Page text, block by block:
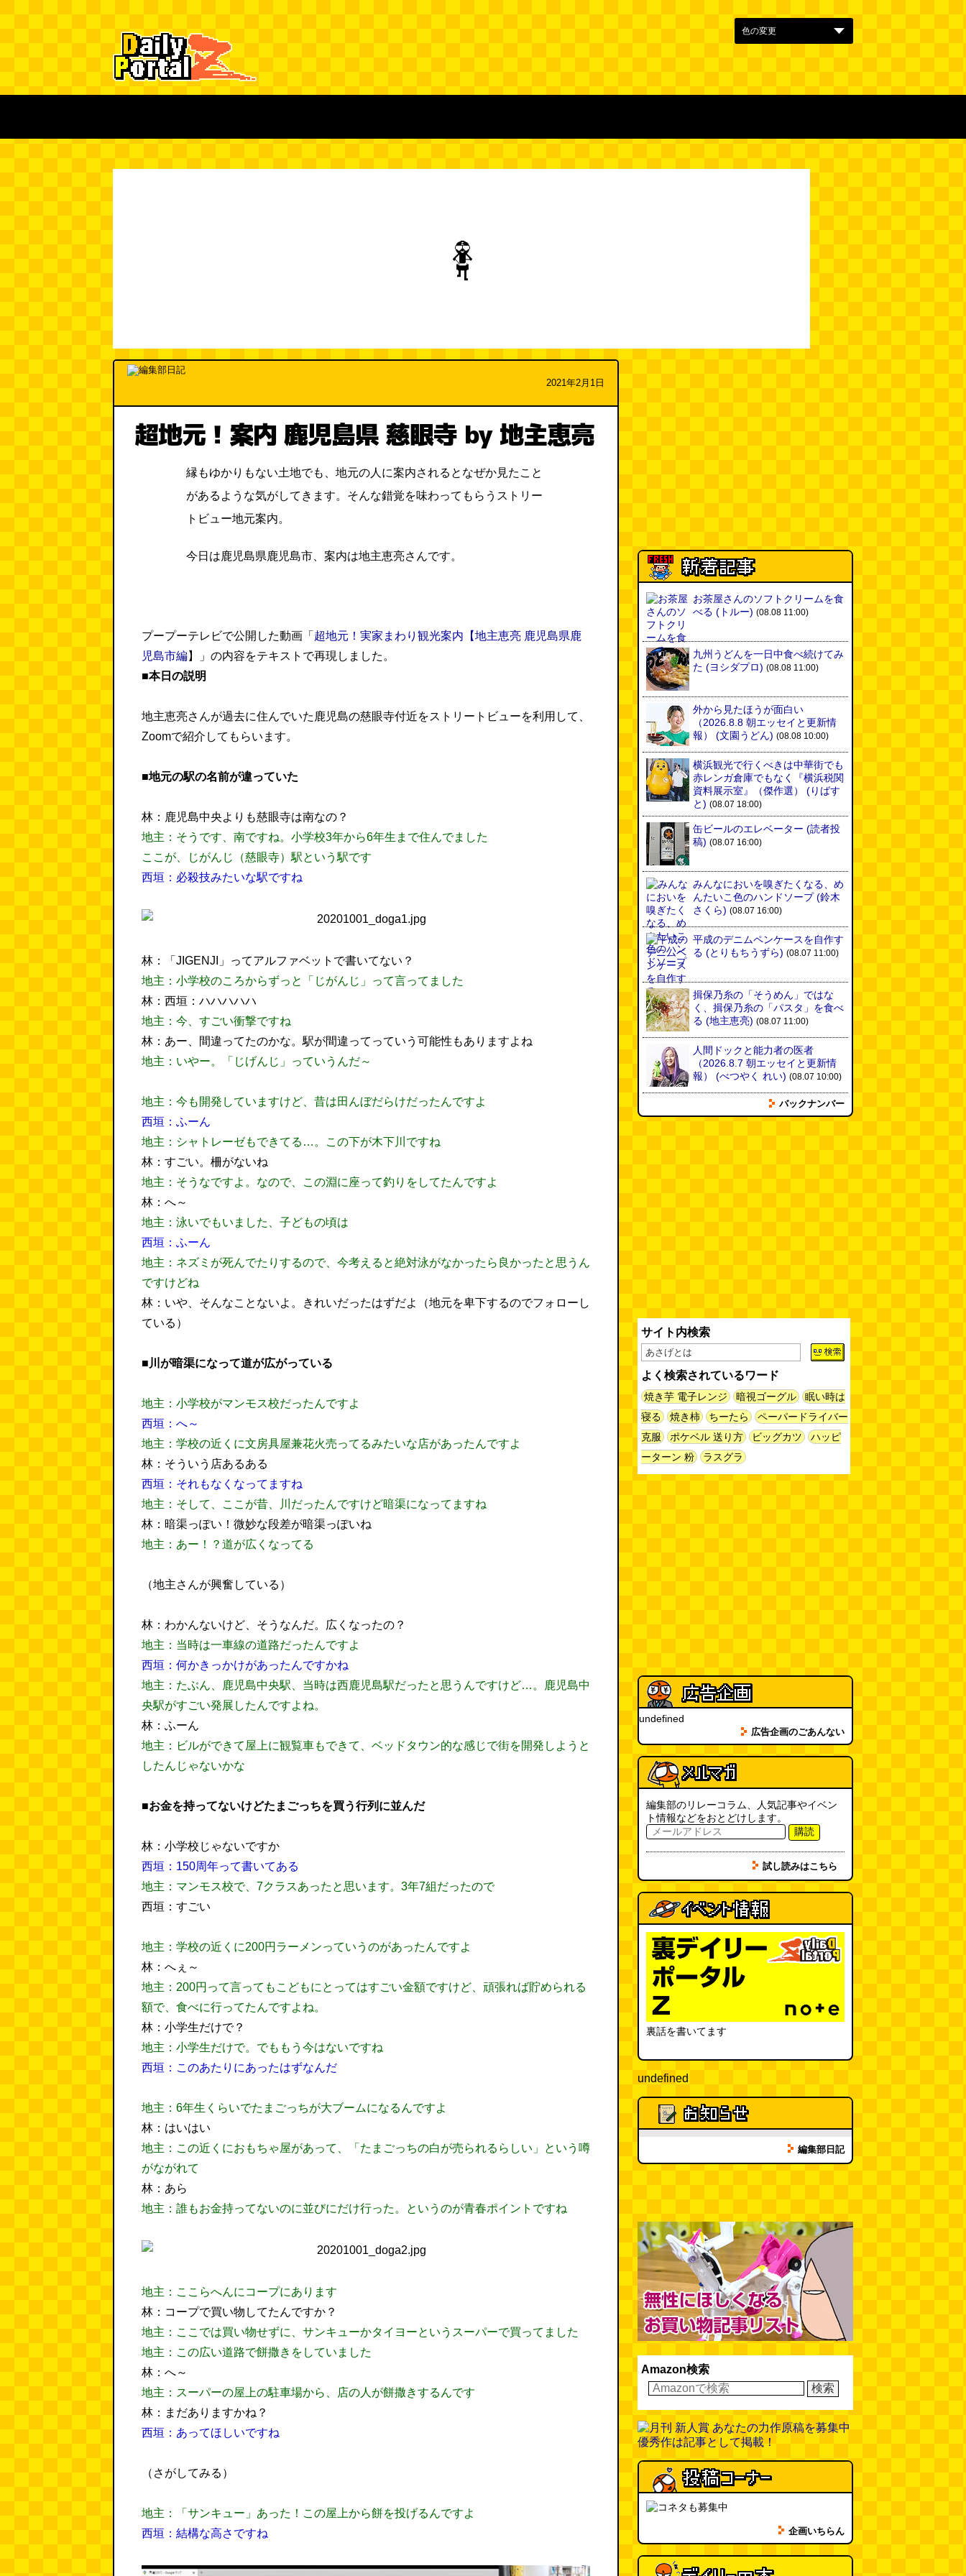
2021年2月1日
超地元！案内 鹿児島県 慈眼寺 by 地主恵亮
縁もゆかりもない土地でも、地元の人に案内されるとなぜか見たこと
があるような気がしてきます。そんな錯覚を味わってもらうストリー
トビュー地元案内。
今日は鹿児島県鹿児島市、案内は地主恵亮さんです。
プープーテレビで公開した動画「 超地元！実家まわり観光案内【地主恵亮 鹿児島県鹿
児島市編】」の内容をテキストで再現しました。
■本日の説明
地主恵亮さんが過去に住んでいた鹿児島の慈眼寺付近をストリートビューを利用して、
Zoomで紹介してもらいます。
■地元の駅の名前が違っていた
林：鹿児島中央よりも慈眼寺は南なの？
地主：そうです、南ですね。小学校3年から6年生まで住んでました
ここが、じがんじ（慈眼寺）駅という駅です
西垣：必殺技みたいな駅ですね
林：「JIGENJI」ってアルファベットで書いてない？
地主：小学校のころからずっと「じがんじ」って言ってました
林：西垣：ハハハハハ
地主：今、すごい衝撃ですね
林：あー、間違ってたのかな。駅が間違ってっていう可能性もありますよね
地主：いやー。「じげんじ」っていうんだ～
地主：今も開発していますけど、昔は田んぼだらけだったんですよ
西垣：ふーん
地主：シャトレーゼもできてる…。この下が木下川ですね
林：すごい。柵がないね
地主：そうなですよ。なので、この淵に座って釣りをしてたんですよ
林：へ～
地主：泳いでもいました、子どもの頃は
西垣：ふーん
地主：ネズミが死んでたりするので、今考えると絶対泳がなかったら良かったと思うん
ですけどね
林：いや、そんなことないよ。きれいだったはずだよ（地元を卑下するのでフォローし
ている）
■川が暗渠になって道が広がっている
地主：小学校がマンモス校だったんですよ
西垣：へ～
地主：学校の近くに文房具屋兼花火売ってるみたいな店があったんですよ
林：そういう店あるある
西垣：それもなくなってますね
地主：そして、ここが昔、川だったんですけど暗渠になってますね
林：暗渠っぽい！微妙な段差が暗渠っぽいね
地主：あー！？道が広くなってる
（地主さんが興奮している）
林：わかんないけど、そうなんだ。広くなったの？
地主：当時は一車線の道路だったんですよ
西垣：何かきっかけがあったんですかね
地主：たぶん、鹿児島中央駅、当時は西鹿児島駅だったと思うんですけど…。鹿児島中
央駅がすごい発展したんですよね。
林：ふーん
地主：ビルができて屋上に観覧車もできて、ベッドタウン的な感じで街を開発しようと
したんじゃないかな
■お金を持ってないけどたまごっちを買う行列に並んだ
林：小学校じゃないですか
西垣：150周年って書いてある
地主：マンモス校で、7クラスあったと思います。3年7組だったので
西垣：すごい
地主：学校の近くに200円ラーメンっていうのがあったんですよ
林：へぇ～
地主：200円って言ってもこどもにとってはすごい金額ですけど、頑張れば貯められる
額で、食べに行ってたんですよね。
林：小学生だけで？
地主：小学生だけで。でももう今はないですね
西垣：このあたりにあったはずなんだ
地主：6年生くらいでたまごっちが大ブームになるんですよ
林：はいはい
地主：この近くにおもちゃ屋があって、「たまごっちの白が売られるらしい」という噂
がながれて
林：あら
地主：誰もお金持ってないのに並びにだけ行った。というのが青春ポイントですね
地主：ここらへんにコープにあります
林：コープで買い物してたんですか？
地主：ここでは買い物せずに、サンキューかタイヨーというスーパーで買ってました
地主：この広い道路で餅撒きをしていました
林：へ～
地主：スーパーの屋上の駐車場から、店の人が餅撒きするんです
林：まだありますかね？
西垣：あってほしいですね
（さがしてみる）
地主：「サンキュー」あった！この屋上から餅を投げるんですよ
西垣：結構な高さですね
お茶屋さんのソフトクリームを食
べる (トルー) (08.08 11:00)
九州うどんを一日中食べ続けてみ
た (ヨシダプロ) (08.08 11:00)
外から見たほうが面白い
（2026.8.8 朝エッセイと更新情
報）
(文園うどん) (08.08 10:00)
横浜観光で行くべきは中華街でも
赤レンガ倉庫でもなく『横浜税関
資料展示室』（傑作選）
(りばす
と) (08.07 18:00)
缶ビールのエレベーター (読者投
稿) (08.07 16:00)
みんなにおいを嗅ぎたくなる、め
んたいこ色のハンドソープ(鈴木
さくら) (08.07 16:00)
平成のデニムペンケースを自作す
る (とりもちうずら) (08.07 11:00)
揖保乃糸の「そうめん」ではな
く、揖保乃糸の「パスタ」を食べ
る (地主恵亮) (08.07 11:00)
人間ドックと能力者の医者
（2026.8.7 朝エッセイと更新情
報）
(べつやく れい) (08.07 10:00)
木を放置してはいけない～成長し
て手に負えなくなった木を伐採し
60年以上メトロノームを作り続
(井上マサキ) (08.06
11:00)
全然関係ないんですが（2026.8.6
朝エッセイと更新情報）(佐伯)
(08.06 10:00)
土浦の高架道路「土浦ニューウェ
イ」を見に行く（傑作選）
まさゆき) (08.05 18:00)
ッコ)
(08.05 11:00)
（2026.08.05 朝エッセイと更新
情報）(唐沢むぎこ)
大きな唐揚げが乗ったチャーハン
～チャーハン部活動報告（傑作
選）(江ノ島茂道) (08.04 18:00)
ちょこ煎がカインズPBで販売し
1本(べつやく れい)
「モグラ駅」で有名な土合駅……
実は真の秘境駅はお隣の湯檜曽駅
だった (ぼっちのazumiさん)
(08.04 11:00)
【大調査】現代人は普通に生活し
ていると一日に何曲聞くことにな
るのか？
ベランダに咲いた小さな花
10:00)
SDカードのケチャップ和え / う
(08.03 17:00)
取り残された木(ほり) (08.03
16:00)
バックナンバー
サイト内検索
よく検索されているワード
焼き芋 電子レンジ 暗視ゴーグル
眠い時は
寝る
焼き柿 ちーたら
ペーパードライバー
克服
ポケベル 送り方 ビッグカツ
ハッピ
ーターン 粉
ラスグラ
undefined
広告企画のごあんない
編集部のリレーコラム、人気記事やイベン
ト情報などをおとどけします。
購読
試し読みはこちら
裏話を書いてます
undefined
編集部日記
Amazon検索
企画いちらん